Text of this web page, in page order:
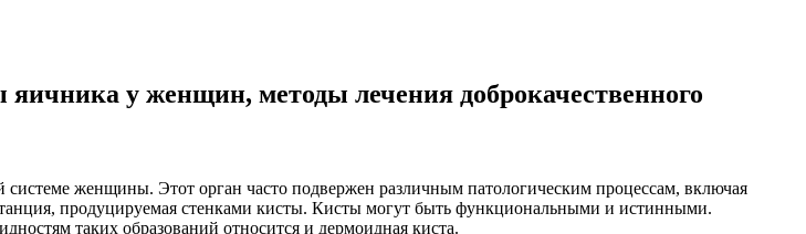
у женщин, методы лечения доброкачественного
женщины. Этот орган часто подвержен различным патологическим процессам, включая
продуцируемая стенками кисты. Кисты могут быть функциональными и истинными.
таких образований относится и дермоидная киста.